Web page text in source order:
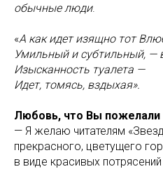
обычные люди.
«А как идет изящно тот
Умильный и субтильный, —
Изысканность туалета —
Идет, томясь, вздыхая».
Любовь, что Вы
— Я желаю читателям
прекрасного, цветущего
в виде красивых